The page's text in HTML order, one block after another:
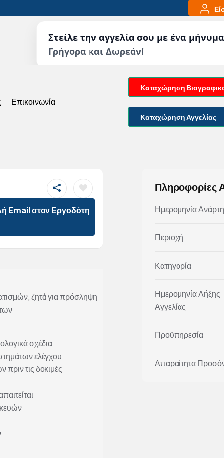
Στείλε την αγγελία σου με ένα
Γρήγορα και Δωρεάν!
Επικοινωνία
Καταχώρηση
Καταχώρηση Αγγελίας
Email στον Εργοδότη
ζητά για πρόσληψη
σχέδια
ελέγχου
τις δοκιμές
Πληροφορίες
Ημερομηνία
Περιοχή
Κατηγορία
Ημερομηνία Λήξης
Αγγελίας
Προϋπηρεσία
Απαραίτητα